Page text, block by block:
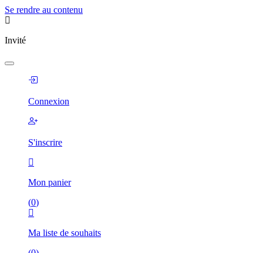
Se rendre au contenu
Invité
Connexion
S'inscrire
Mon panier
(0)
Ma liste de souhaits